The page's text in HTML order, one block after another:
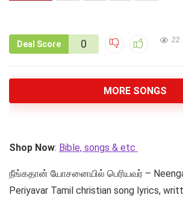
Deal Score 0 22
MORE SONGS
Shop Now: Bible, songs & etc
நீங்கதான் யோசனையில் பெரியவர் –
Periyavar Tamil christian song lyrics,